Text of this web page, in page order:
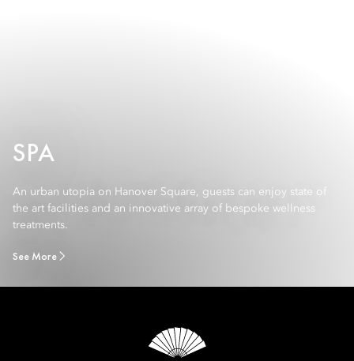
SPA
An urban utopia on Hanover Square, guests can enjoy state of
the art facilities and an innovative array of bespoke wellness
treatments.
See More